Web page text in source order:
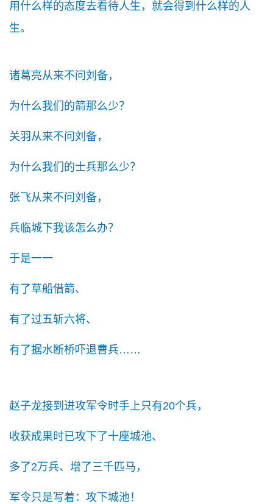
用什么样的态度去看待人生，就会得到什么样的人
生。
诸葛亮从来不问刘备，
为什么我们的箭那么少？
关羽从来不问刘备，
为什么我们的士兵那么少？
张飞从来不问刘备，
兵临城下我该怎么办？
于是一一
有了草船借箭、
有了过五斩六将、
有了据水断桥吓退曹兵……
赵子龙接到进攻军令时手上只有20个兵，
收获成果时已攻下了十座城池、
多了2万兵、增了三千匹马，
军令只是写着：攻下城池！